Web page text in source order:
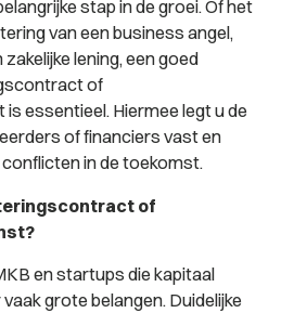
stap in de groei. Of het
van een business angel,
lening, een goed
of
essentieel. Hiermee legt u de
of financiers vast en
in de toekomst.
of
en startups die kapitaal
grote belangen. Duidelijke